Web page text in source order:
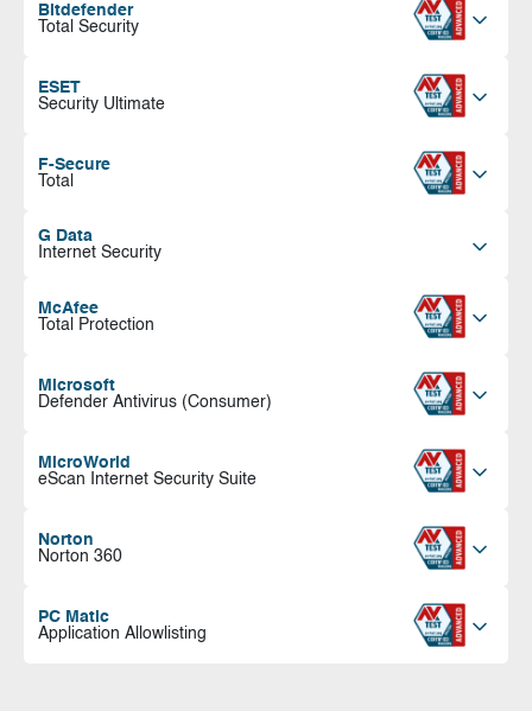
Bitdefender
Total Security
ESET
Security Ultimate
F-Secure
Total
G Data
Internet Security
McAfee
Total Protection
Microsoft
Defender Antivirus (Consumer)
MicroWorld
eScan Internet Security Suite
Norton
Norton 360
PC Matic
Application Allowlisting